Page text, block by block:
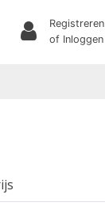
Registreren
of Inloggen